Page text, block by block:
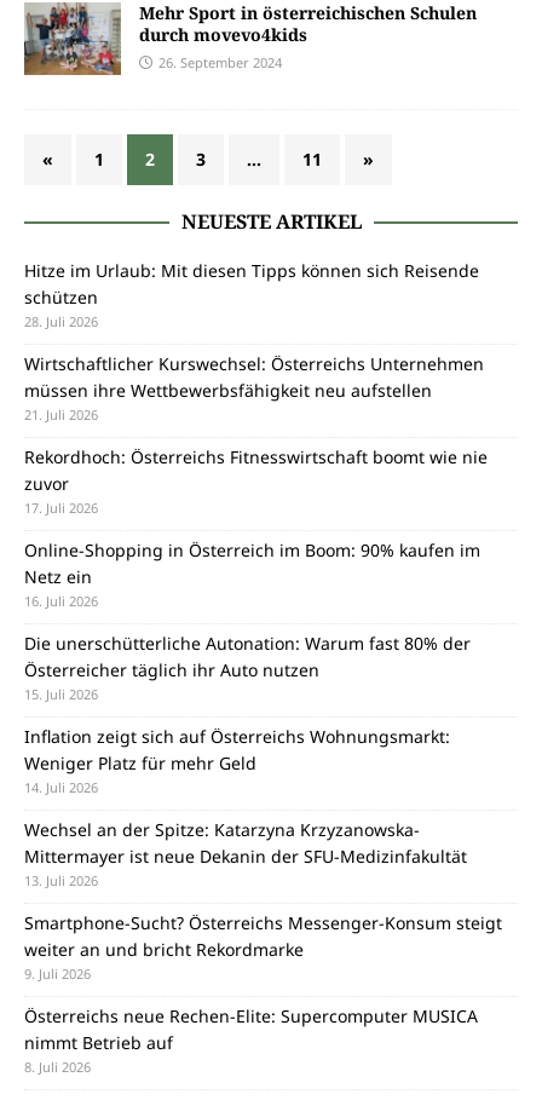
Mehr Sport in österreichischen Schulen
durch movevo4kids
26. September 2024
« 1 2 3 … 11 »
NEUESTE ARTIKEL
Hitze im Urlaub: Mit diesen Tipps können sich Reisende
schützen
28. Juli 2026
Wirtschaftlicher Kurswechsel: Österreichs Unternehmen
müssen ihre Wettbewerbsfähigkeit neu aufstellen
21. Juli 2026
Rekordhoch: Österreichs Fitnesswirtschaft boomt wie nie
zuvor
17. Juli 2026
Online-Shopping in Österreich im Boom: 90% kaufen im
Netz ein
16. Juli 2026
Die unerschütterliche Autonation: Warum fast 80% der
Österreicher täglich ihr Auto nutzen
15. Juli 2026
Inflation zeigt sich auf Österreichs Wohnungsmarkt:
Weniger Platz für mehr Geld
14. Juli 2026
Wechsel an der Spitze: Katarzyna Krzyzanowska-
Mittermayer ist neue Dekanin der SFU-Medizinfakultät
13. Juli 2026
Smartphone-Sucht? Österreichs Messenger-Konsum steigt
weiter an und bricht Rekordmarke
9. Juli 2026
Österreichs neue Rechen-Elite: Supercomputer MUSICA
nimmt Betrieb auf
8. Juli 2026